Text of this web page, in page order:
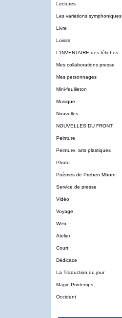
Lectures
Les variations symphoniques
Livre
Loisirs
L'INVENTAIRE des fétiches
Mes collaborations presse
Mes personnages
Mini-feuilleton
Musique
Nouvelles
NOUVELLES DU FRONT
Peinture
Peinture, arts plastiques
Photo
Poèmes de Preben Mhorn
Service de presse
Vidéo
Voyage
Web
Atelier
Court
Dédicace
La Traduction du jour
Magic Printemps
Occident